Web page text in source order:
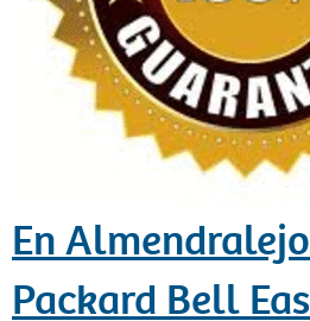
En
Packard Bell